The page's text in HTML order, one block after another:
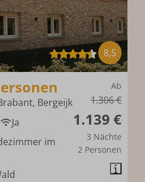
8,5
Ab
1.306 €
1.139 €
3 Nächte
2 Personen
Bergeijk
Ja
im